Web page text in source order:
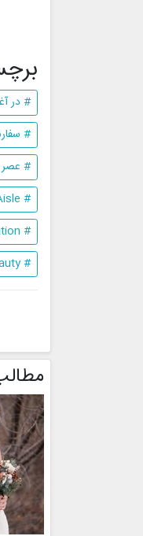
# در
#
#
# Embracing Diversity on the Aisle
# Customization and Personalization
# Beyond Tradition: Redefining Bridal Beauty